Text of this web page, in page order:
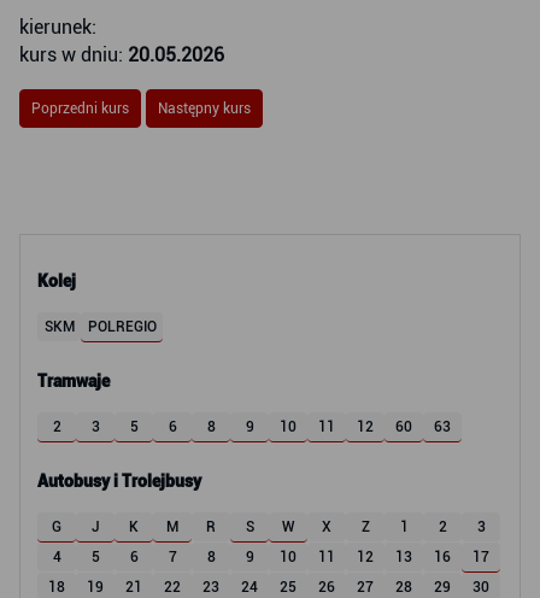
Kolej
SKM POLREGIO
Tramwaje
2 3 5 6 8 9 10 11 12 60 63
Autobusy i Trolejbusy
G J K M R S W X Z 1 2
3
4
5 6 7 8 9 10 11 12 13 16
17
18
19 21 22 23 24 25 26 27 28 29
30
kierunek:
kurs w dniu: 20.05.2026
Poprzedni kurs Następny kurs